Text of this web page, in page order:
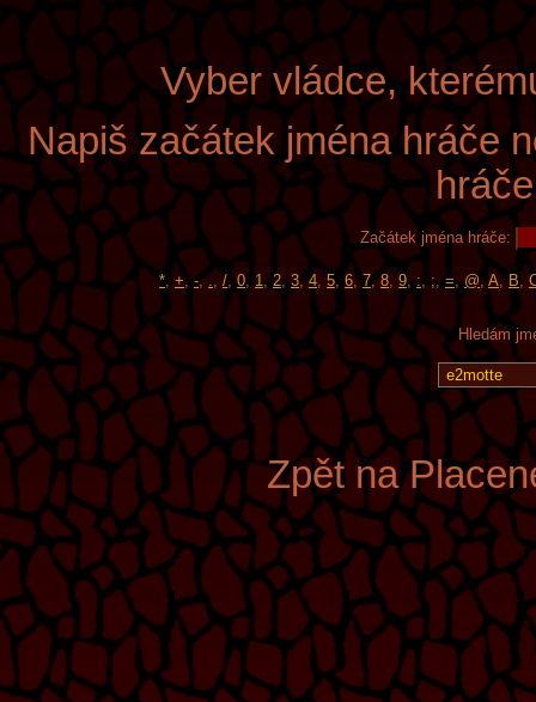
Vyber vládce,
Napiš začátek jména hráče
Začátek jména hráče:
*, +,-,., /,0, 1, 2,3,4, 5, 6, 7,8, 9,:, ;,=,@, A, B,
Hledám
Zpět na